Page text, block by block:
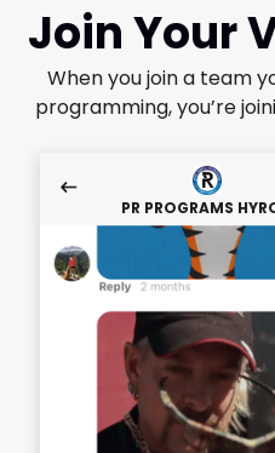
Join Your
When you join a team
programming, you’re
PR PROGRAMS